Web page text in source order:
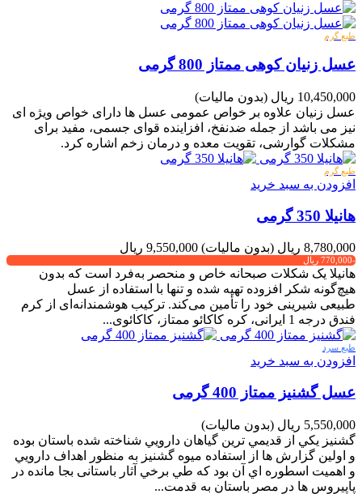
طبع گرم
عسل زنیان کوهی ممتاز 800 گرمی
10,450,000 ریال
(بدون مالیات)
عسل زنیان علاوه بر خواص عمومی عسل ها دارای خواص ویژه ای
نیز می باشد از جمله ضدنفخ، افزاینده قوای جسمی، مفید برای
مشکلات گوارشی، تقویت معده و درمان زخم اشاره کرد.
طبع گرم
افزودن به سبد خرید
هانیلا 350 گرمی
8,780,000 ریال (بدون مالیات) 9,550,000 ریال
-770,000 ریال
هانیلا یک شکلات صبحانه خاص و منحصر به‌فرد است که بدون
هیچ‌گونه شکر افزوده تهیه شده و تنها با استفاده از عسل
طبیعی شیرینی خود را تأمین می‌کند. ترکیب هوشمندانه‌ای از کرم
فندق درجه 1 ایرانی، کره کاکائو ممتاز، کاکائوی...
طبع سرد
افزودن به سبد خرید
عسل گشنیز ممتاز 400 گرمی
5,550,000 ریال
(بدون مالیات)
گشنيز يکي از قديمي ترين گياهان دارويي شناخته شده باستان بوده
و اولين گزارش ها از استفاده ميوه گشنيز به منظور اهداف دارويي
و اهميت اسطوره اي آن بود که طي برخي آثار باستانی بجا مانده در
پاپیروس ها در مصر باستان به قدمت...